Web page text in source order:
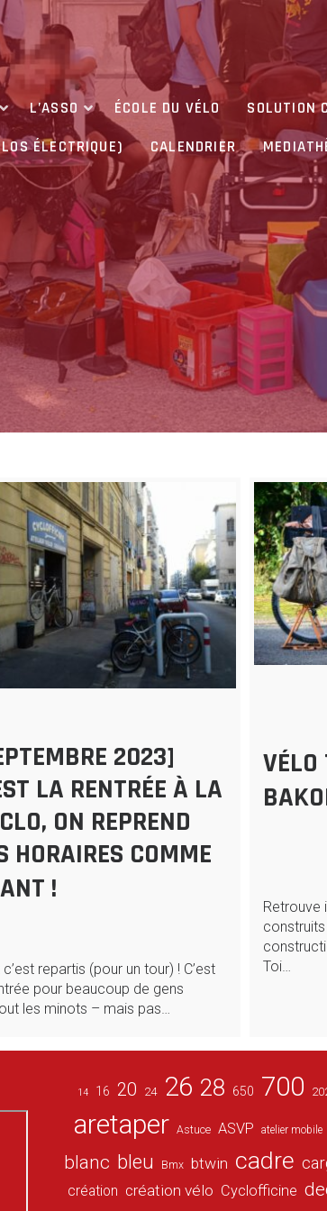
L’ASSO ÉCOLE DU VÉLO SOLUTION
ÉLECTRIQUE)
CALENDRIER
2023]
LA RENTRÉE À LA
ON REPREND
HORAIRES COMME
!
repartis (pour un tour) ! C’est
pour beaucoup de gens
les minots – mais pas…
VÉLO
Retrouve
Toi…
14 16 20 24 26 28 650 700
aretaper Astuce ASVP atelier mobile
blanc bleu Bmx btwin cadre
création création vélo Cyclofficine